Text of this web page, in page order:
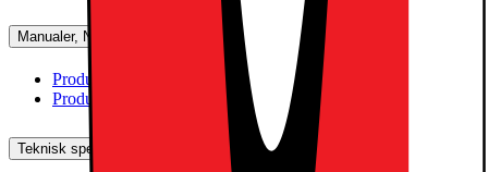
Manualer, Nedladdningar, Reklamation & Support
Produktinformation(engelska)
Produktinformation (svenska)
Teknisk specifikation